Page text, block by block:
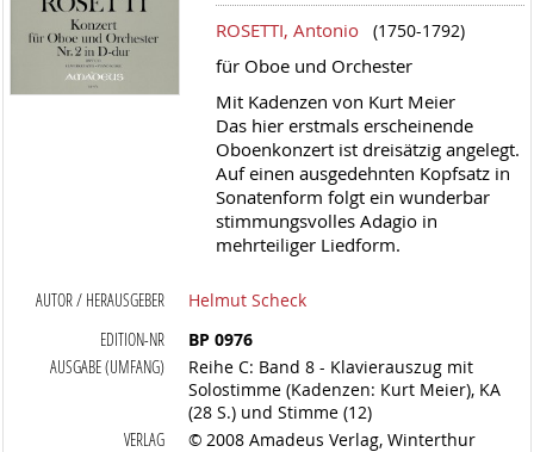
ROSETTI, Antonio (1750-1792)
für Oboe und Orchester
Mit Kadenzen von Kurt Meier
Das hier erstmals erscheinende
Oboenkonzert ist dreisätzig angelegt.
Auf einen ausgedehnten Kopfsatz in
Sonatenform folgt ein wunderbar
stimmungsvolles Adagio in
mehrteiliger Liedform.
AUTOR / HERAUSGEBER
Helmut Scheck
EDITION-NR
BP 0976
AUSGABE (UMFANG)
Reihe C: Band 8 - Klavierauszug mit
Solostimme (Kadenzen: Kurt Meier), KA
(28 S.) und Stimme (12)
VERLAG
© 2008 Amadeus Verlag, Winterthur